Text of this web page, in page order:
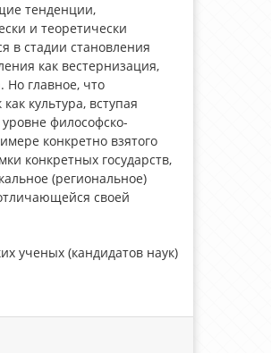
тенденции,
и теоретически
в стадии становления
как вестернизация,
главное, что
культура, вступая
философско-
конкретно взятого
конкретных государств,
(региональное)
своей
ученых (кандидатов наук)